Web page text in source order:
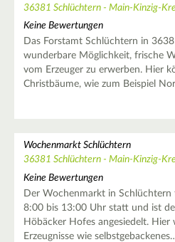
36381 Schlüchtern - Main-Kinzig-
Keine Bewertungen
Das Forstamt Schlüchtern in
wunderbare Möglichkeit, frische
vom Erzeuger zu erwerben. Hier
Christbäume, wie zum Beispiel
Wochenmarkt Schlüchtern
36381 Schlüchtern - Main-Kinzig-
Keine Bewertungen
Der Wochenmarkt in
8:00 bis 13:00 Uhr statt und ist
Höbäcker Hofes angesiedelt. Hier
Erzeugnisse wie